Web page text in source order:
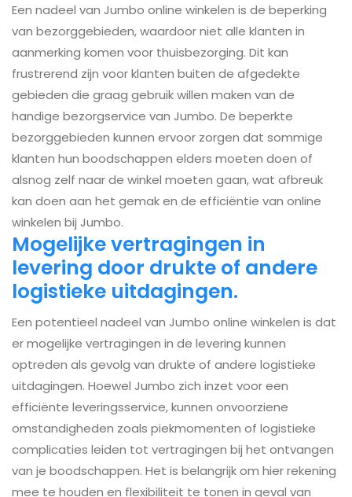
Een nadeel van Jumbo online winkelen is de beperking
van bezorggebieden, waardoor niet alle klanten in
aanmerking komen voor thuisbezorging. Dit kan
frustrerend zijn voor klanten buiten de afgedekte
gebieden die graag gebruik willen maken van de
handige bezorgservice van Jumbo. De beperkte
bezorggebieden kunnen ervoor zorgen dat sommige
klanten hun boodschappen elders moeten doen of
alsnog zelf naar de winkel moeten gaan, wat afbreuk
kan doen aan het gemak en de efficiëntie van online
winkelen bij Jumbo.
Mogelijke vertragingen in
levering door drukte of andere
logistieke uitdagingen.
Een potentieel nadeel van Jumbo online winkelen is dat
er mogelijke vertragingen in de levering kunnen
optreden als gevolg van drukte of andere logistieke
uitdagingen. Hoewel Jumbo zich inzet voor een
efficiënte leveringsservice, kunnen onvoorziene
omstandigheden zoals piekmomenten of logistieke
complicaties leiden tot vertragingen bij het ontvangen
van je boodschappen. Het is belangrijk om hier rekening
mee te houden en flexibiliteit te tonen in geval van